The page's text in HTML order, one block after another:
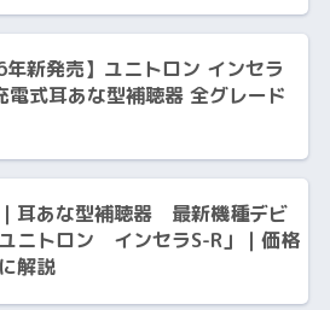
年新発売】ユニトロン インセラ
電式耳あな型補聴器 全グレード
耳あな型補聴器 最新機種デビ
ニトロン インセラS-R」｜価格
解説